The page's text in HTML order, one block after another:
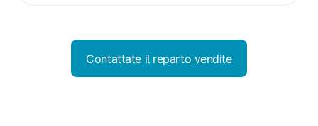
Contattate il reparto vendite